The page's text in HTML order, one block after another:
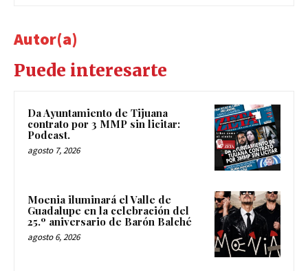
Autor(a)
Puede interesarte
Da Ayuntamiento de Tijuana
contrato por 3 MMP sin licitar:
Podcast.
agosto 7, 2026
Moenia iluminará el Valle de
Guadalupe en la celebración del
25.º aniversario de Barón Balché
agosto 6, 2026